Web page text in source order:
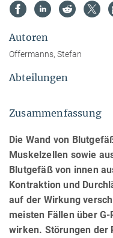
Autoren
Offermanns, Stefan
Abteilungen
Zusammenfassung
Die Wand von
Muskelzellen sowie
Blutgefäß von innen
Kontraktion und
auf der Wirkung
meisten Fällen über
wirken. Störungen der